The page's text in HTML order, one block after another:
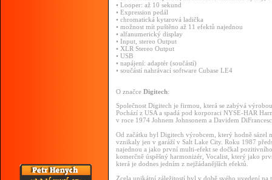
• Looper: až 10 sekund
• Expression pedál
• chromatická kytarová ladička
• možnost mít puštěno až 11 efektů najednou
• alfanumerický display
• Input, stereo Output
• XLR Stereo Output
• USB
• napájení: adaptér (součástí)
• součástí nahrávací software Cubase LE4
O značce Digitech:
Společnost Digitech je firmou, která se zabývá
Pochází z USA a spadá pod korporaci NYSE-HAR
v roce 1974 Johnem Johnsonem a Davidem
Od začátku byl Digitech výrobcem, který hodně
vznikaly jen v garáží v Salt Lake City. Roku 1987
najednou a jako první multi-efekt se dočkal
komerčně úspěšný harmonizér, Vocalist, který jako
která je dodnes jedním z nejžádanějších efektů.
Zcela unikátní záležitostí byl v době svého uvedení